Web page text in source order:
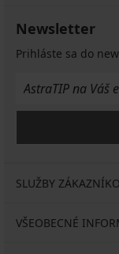
Newsletter
Prihláste sa do
SLUŽBY
VŠEOBECNÉ